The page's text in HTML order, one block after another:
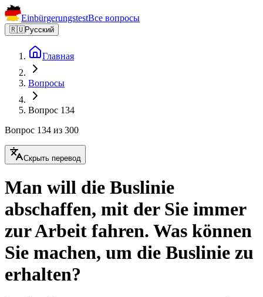
EinbürgerungstestВсе вопросы
🇷🇺Русский
Главная
Вопросы
Вопрос 134
Вопрос 134 из 300
Скрыть перевод
Man will die Buslinie
abschaffen, mit der Sie immer
zur Arbeit fahren. Was können
Sie machen, um die Buslinie zu
erhalten?